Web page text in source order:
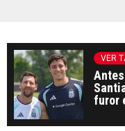
VER
furor